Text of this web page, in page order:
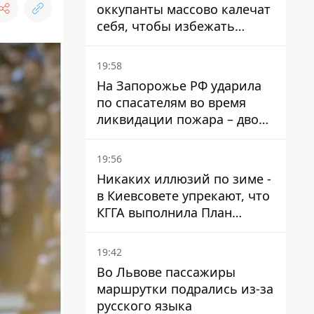
оккупанты массово калечат
себя, чтобы избежать
штурмов - ГУР
19:58
На Запорожье РФ ударила
по спасателям во время
ликвидации пожара – двое
раненых
19:56
Никаких иллюзий по зиме -
в Киевсовете упрекают, что
КГГА выполнила План
устойчивости на 20%
19:42
Во Львове пассажиры
маршрутки подрались из-за
русского языка